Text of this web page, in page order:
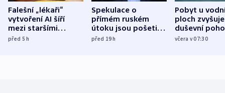
Falešní „lékaři“
vytvoření AI šíří
mezi staršími
Poláky nebezpečné
před 5h
Spekulace o
přímém ruském
útoku jsou pošetilé,
míní estonský
před 19h
Pobyt u
ploch zvyšuje
duševní
ukázala
včera v 07:30